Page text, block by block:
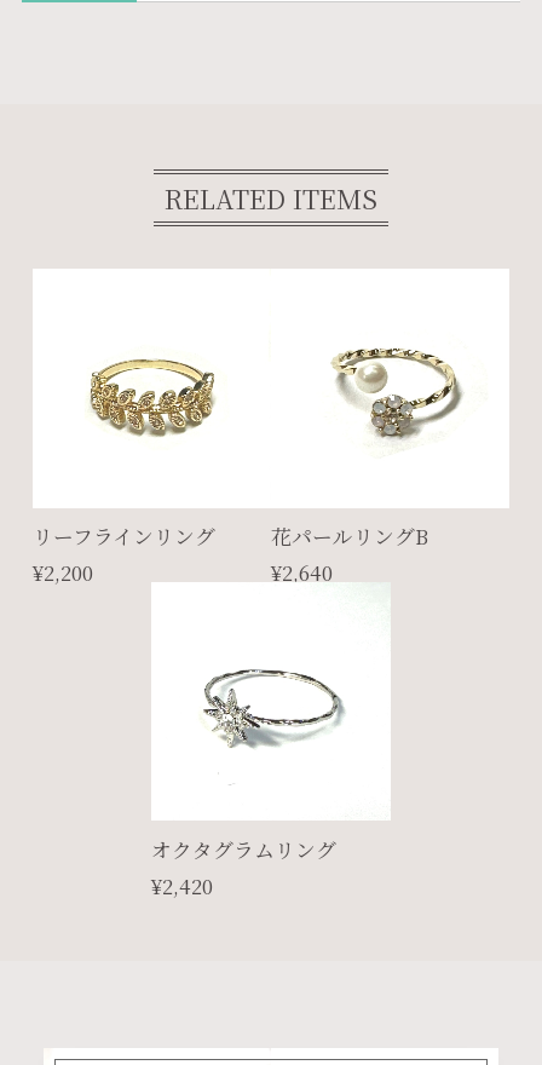
RELATED ITEMS
リーフラインリング
¥2,200
花パールリングB
¥2,640
オクタグラムリング
¥2,420